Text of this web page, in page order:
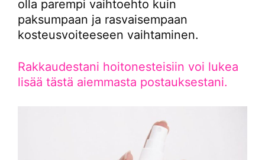
olla parempi vaihtoehto kuin
paksumpaan ja rasvaisempaan
kosteusvoiteeseen vaihtaminen.
Rakkaudestani hoitonesteisiin voi lukea
lisää tästä aiemmasta postauksestani.